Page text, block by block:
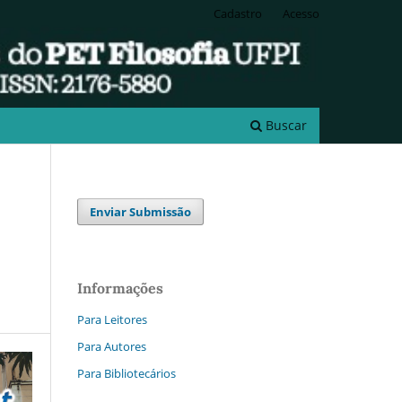
Buscar
Cadastro Acesso
Enviar Submissão
Informações
Para Leitores
Para Autores
Para Bibliotecários